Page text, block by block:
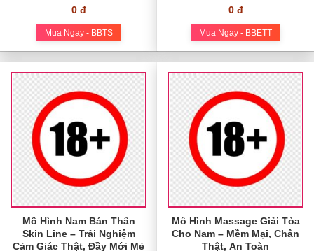
0 đ
Mua Ngay - BBTS
0 đ
Mua Ngay - BBETT
Mô Hình Nam Bán Thân
Skin Line – Trải Nghiệm
Cảm Giác Thật, Đầy Mới Mẻ
Mô Hình Massage Giải Tỏa
Cho Nam – Mềm Mại, Chân
Thật, An Toàn